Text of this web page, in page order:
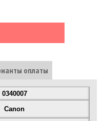
оплаты
0340007
Canon